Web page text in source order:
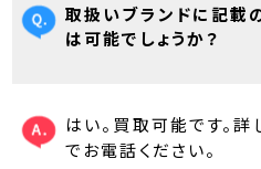
取扱いブランドに記載
は可能でしょうか？
はい。買取可能です。
でお電話ください。